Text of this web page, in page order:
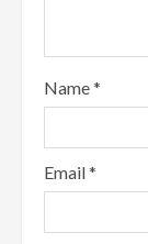
Name*
Email*